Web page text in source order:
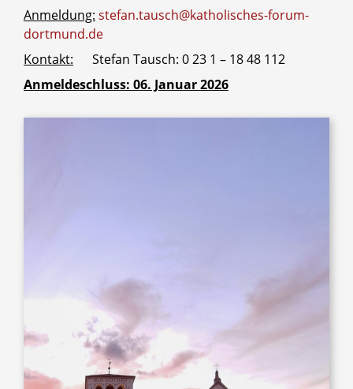
Anmeldung: stefan.tausch@katholisches-forum-
dortmund.de
Kontakt: Stefan Tausch: 0 23 1 – 18 48 112
Anmeldeschluss: 06. Januar 2026